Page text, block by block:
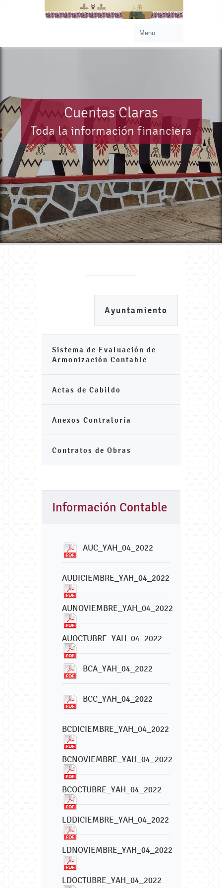
Cuentas Claras
Toda la información financiera
Ayuntamiento
Sistema de Evaluación de
Armonización Contable
Actas de Cabildo
Anexos Contraloría
Contratos de Obras
Información Contable
AUC_YAH_04_2022
AUDICIEMBRE_YAH_04_2022
AUNOVIEMBRE_YAH_04_2022
AUOCTUBRE_YAH_04_2022
BCA_YAH_04_2022
BCC_YAH_04_2022
BCDICIEMBRE_YAH_04_2022
BCNOVIEMBRE_YAH_04_2022
BCOCTUBRE_YAH_04_2022
LDDICIEMBRE_YAH_04_2022
LDNOVIEMBRE_YAH_04_2022
LDOCTUBRE_YAH_04_2022